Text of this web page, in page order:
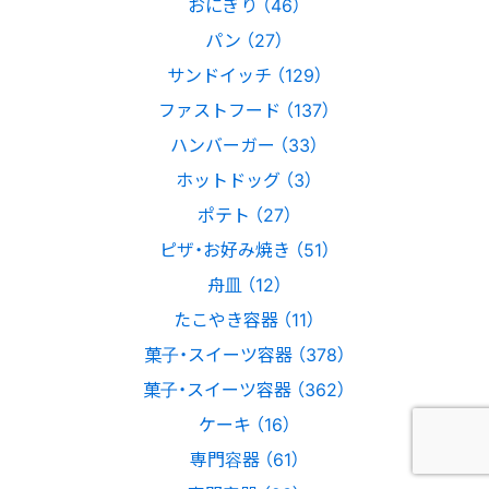
パン （27）
サンドイッチ （129）
ファストフード （137）
ハンバーガー （33）
ホットドッグ （3）
ポテト （27）
ピザ・お好み焼き （51）
舟皿 （12）
たこやき容器 （11）
菓子・スイーツ容器 （378）
菓子・スイーツ容器 （362）
ケーキ （16）
専門容器 （61）